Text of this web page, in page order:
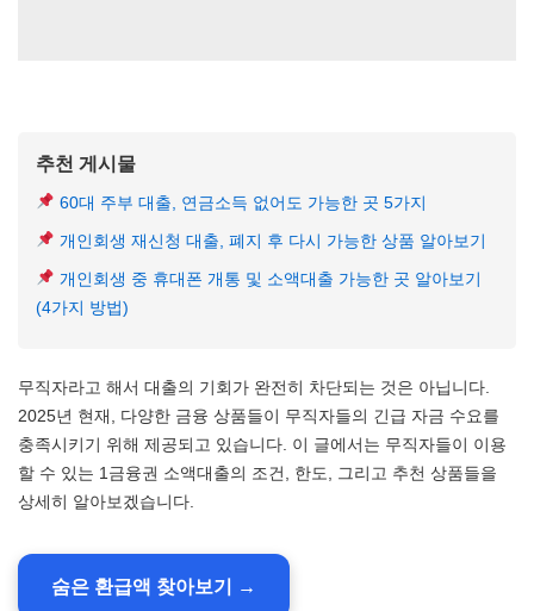
추천 게시물
60대 주부 대출, 연금소득 없어도 가능한 곳 5가지
개인회생 재신청 대출, 폐지 후 다시 가능한 상품 알아보기
개인회생 중 휴대폰 개통 및 소액대출 가능한 곳 알아보기
(4가지 방법)
무직자라고 해서 대출의 기회가 완전히 차단되는 것은 아닙니다.
2025년 현재, 다양한 금융 상품들이 무직자들의 긴급 자금 수요를
충족시키기 위해 제공되고 있습니다. 이 글에서는 무직자들이 이용
할 수 있는 1금융권 소액대출의 조건, 한도, 그리고 추천 상품들을
상세히 알아보겠습니다.
숨은 환급액 찾아보기 →